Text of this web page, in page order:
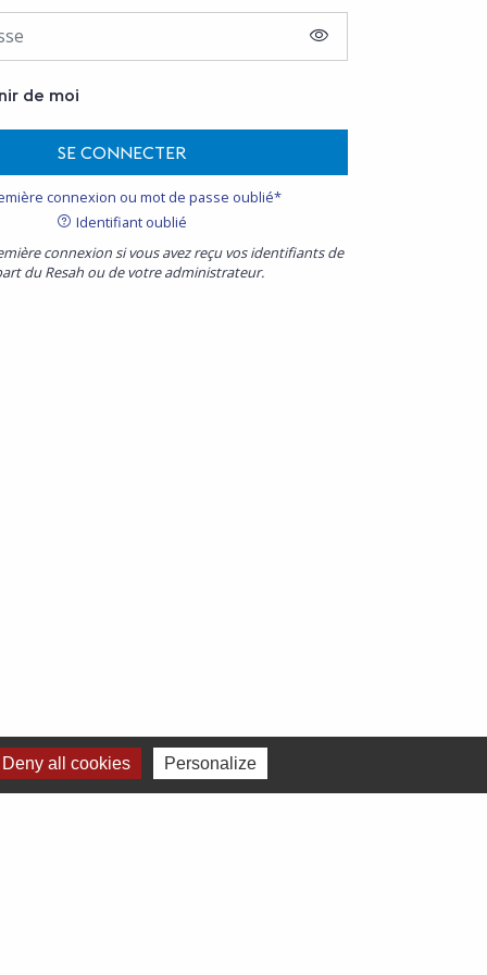
AFFICHER LE MOT
de moi
SE CONNECTER
connexion ou mot de passe oublié*
Identifiant oublié
connexion si vous avez reçu vos identifiants de
du Resah ou de votre administrateur.
Deny all cookies Personalize